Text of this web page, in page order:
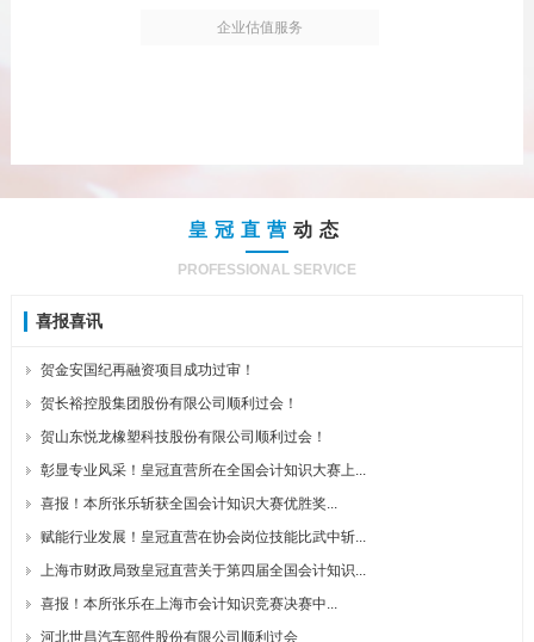
企业估值服务
皇冠直营 动态
PROFESSIONAL SERVICE
喜报喜讯
贺金安国纪再融资项目成功过审！
贺长裕控股集团股份有限公司顺利过会！
贺山东悦龙橡塑科技股份有限公司顺利过会！
彰显专业风采！皇冠直营所在全国会计知识大赛上...
喜报！本所张乐斩获全国会计知识大赛优胜奖...
赋能行业发展！皇冠直营在协会岗位技能比武中斩...
上海市财政局致皇冠直营关于第四届全国会计知识...
喜报！本所张乐在上海市会计知识竞赛决赛中...
河北世昌汽车部件股份有限公司顺利过会